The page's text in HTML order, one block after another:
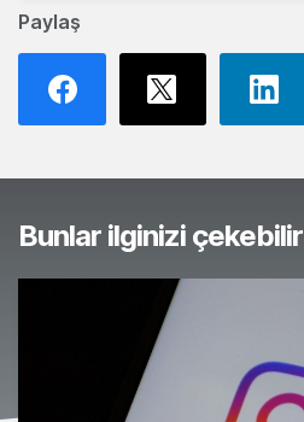
Paylaş
Bunlar ilginizi çekebilir